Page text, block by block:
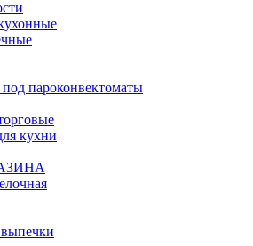
пароконвектоматы
кухни